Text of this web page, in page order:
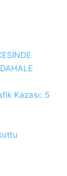
Kazası: 5